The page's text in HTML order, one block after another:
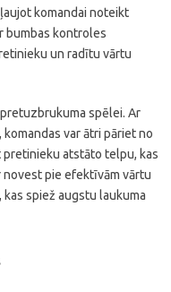
komandai noteikt
bumbas kontroles
un radītu vārtu
spēlei. Ar
var ātri pāriet no
atstāto telpu, kas
novest pie efektīvām vārtu
kas spiež augstu laukuma